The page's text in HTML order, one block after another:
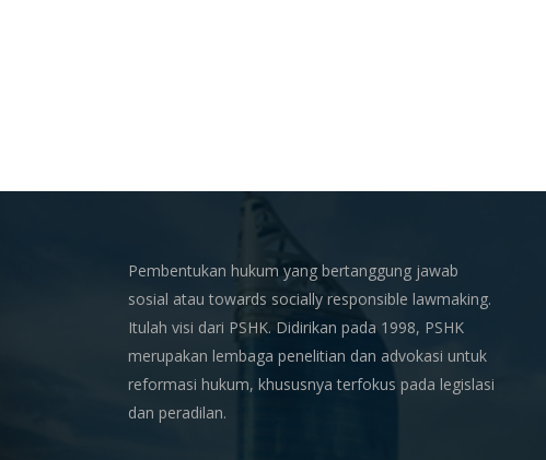
Pembentukan hukum yang bertanggung jawab
sosial atau towards socially responsible lawmaking.
Itulah visi dari PSHK. Didirikan pada 1998, PSHK
merupakan lembaga penelitian dan advokasi untuk
reformasi hukum, khususnya terfokus pada legislasi
dan peradilan.